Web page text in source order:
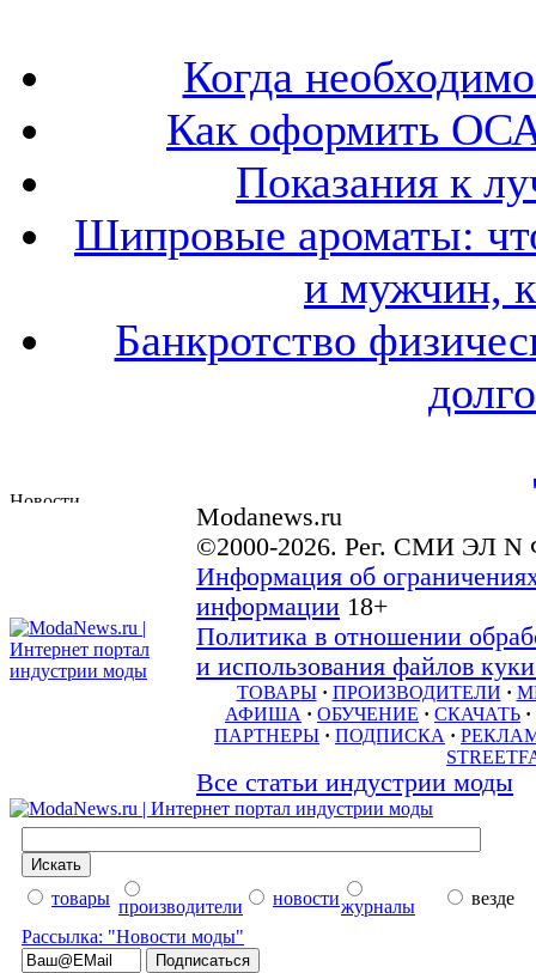
Когда
Как оформить
Показания к
Шипровые ароматы:
и мужчин,
Банкротство
Modanews.ru
©2000-2026. Рег. СМИ ЭЛ N
Информация об
информации 18+
Политика в отношении
и использования файлов
ТОВАРЫ · ПРОИЗВОДИТЕЛИ ·
АФИША · ОБУЧЕНИЕ · СКАЧАТЬ ·
ПАРТНЕРЫ · ПОДПИСКА ·
Все статьи индустрии моды
товары производители новостижурналы
везде
Рассылка: "Новости моды"